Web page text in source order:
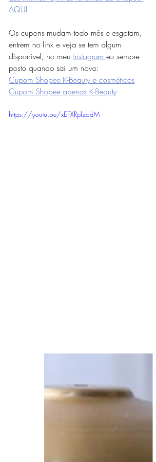
AQUI
Os cupons mudam todo mês e esgotam,
entrem no link e veja se tem algum
disponivel, no meu Instagram eu sempre
posto quando sai um novo:
Cupom Shopee K-Beauty e cosméticos
Cupom Shopee apenas K-Beauty
https://youtu.be/xEFXRplzodM